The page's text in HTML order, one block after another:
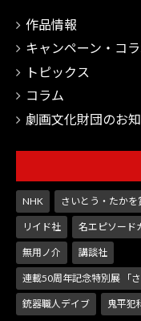
作品情報
キャンペーン・コ
トピックス
コラム
劇画文化財団のお
NHK さいとう・たかを
リイド社 名エピソード
無用ノ介 講談社
連載50周年記念特別展 「
銃器職人デイブ 鬼平犯